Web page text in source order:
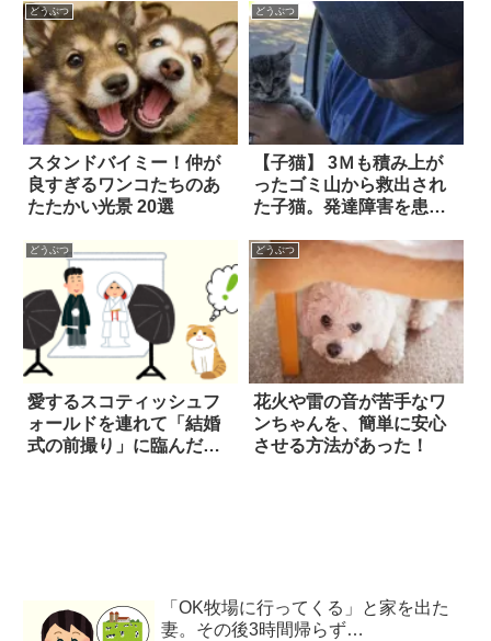
どうぶつ
スタンドバイミー！仲が
良すぎるワンコたちのあ
たたかい光景 20選
どうぶつ
【子猫】 3Ｍも積み上が
ったゴミ山から救出され
た子猫。発達障害を患い
は、立派な『肩乗り猫』
に成長した
どうぶつ
愛するスコティッシュフ
ォールドを連れて「結婚
式の前撮り」に臨んだ
どうぶつ
花火や雷の音が苦手なワ
ンちゃんを、簡単に安心
させる方法があった！
「OK牧場に行ってくる」と家を出た
妻。その後3時間帰らず…